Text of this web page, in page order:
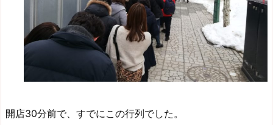
開店30分前で、すでにこの行列でした。